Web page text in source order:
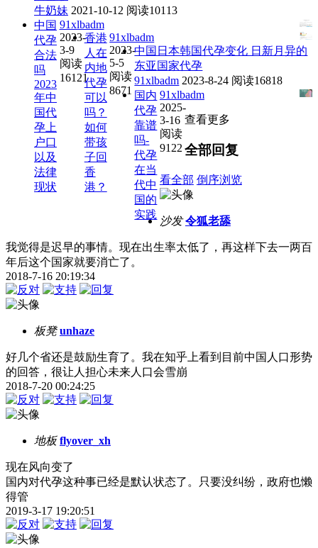
牛奶妹 2021-10-12 阅读10113
中国
代孕
合法
吗
2023
年中
国代
孕上
户口
以及
法律
现状
91xlbadm
2023-
3-9
阅读
16121
香港
人在
内地
代孕
可以
吗？
如何
带孩
子回
香
港？
91xlbadm
2023-
5-5
阅读
8671
中国日本韩国代孕变化 日新月异的
东亚国家代孕
91xlbadm 2023-8-24 阅读16818
国内
代孕
靠谱
吗-
代孕
在当
代中
国的
实践
91xlbadm
2025-
3-16
阅读
9122
查看更多
全部回复
看全部 倒序浏览
沙发 令狐老舔
我觉得是迟早的事情。现在出生率太低了，再这样下去一两百
年后这个国家就要消亡了。
2018-7-16 20:19:34
板凳 unhaze
好几个省还是鼓励生育了。我在知乎上看到目前中国人口形势
的回答，很让人担心未来人口会雪崩
2018-7-20 00:24:25
地板 flyover_xh
现在风向变了
国内对代孕这种事已经是默认状态了。只要没纠纷，政府也懒
得管
2019-3-17 19:20:51